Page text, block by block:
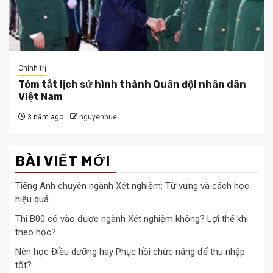
Chính trị
Tóm tắt lịch sử hình thành Quân đội nhân dân
Việt Nam
3 năm ago nguyenhue
BÀI VIẾT MỚI
Tiếng Anh chuyên ngành Xét nghiệm: Từ vựng và cách học
hiệu quả
Thi B00 có vào được ngành Xét nghiệm không? Lợi thế khi
theo học?
Nên học Điều dưỡng hay Phục hồi chức năng để thu nhập
tốt?